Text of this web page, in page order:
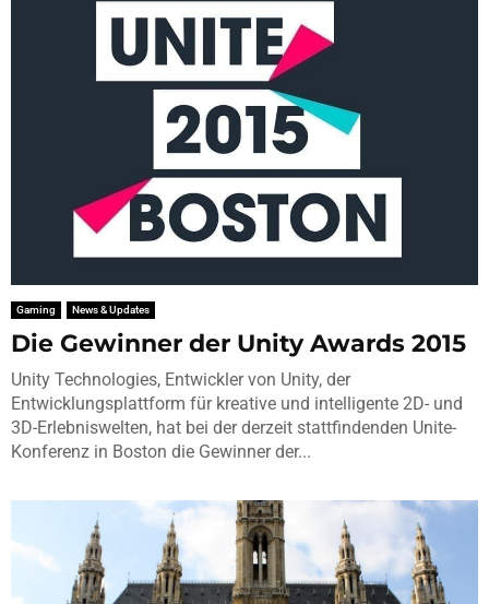
Gaming News & Updates
Die Gewinner der Unity Awards 2015
Unity Technologies, Entwickler von Unity, der
Entwicklungsplattform für kreative und intelligente 2D- und
3D-Erlebniswelten, hat bei der derzeit stattfindenden Unite-
Konferenz in Boston die Gewinner der...